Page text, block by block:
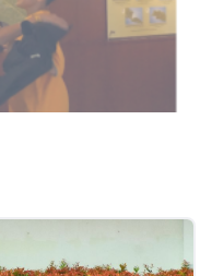
Beranda
Profil
Visi Misi & Nilai Serviam
Prestasi